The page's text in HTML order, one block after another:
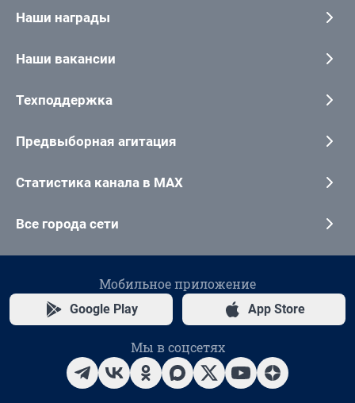
Наши награды
Наши вакансии
Техподдержка
Предвыборная агитация
Статистика канала в MAX
Все города сети
Мобильное приложение
Google Play App Store
Мы в соцсетях